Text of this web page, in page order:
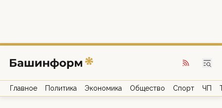
Главное Политика Экономика Общество Спорт ЧП